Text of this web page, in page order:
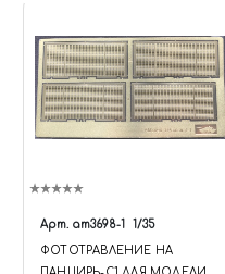
Арт. am3698-1 1/35
ФОТОТРАВЛЕНИЕ НА